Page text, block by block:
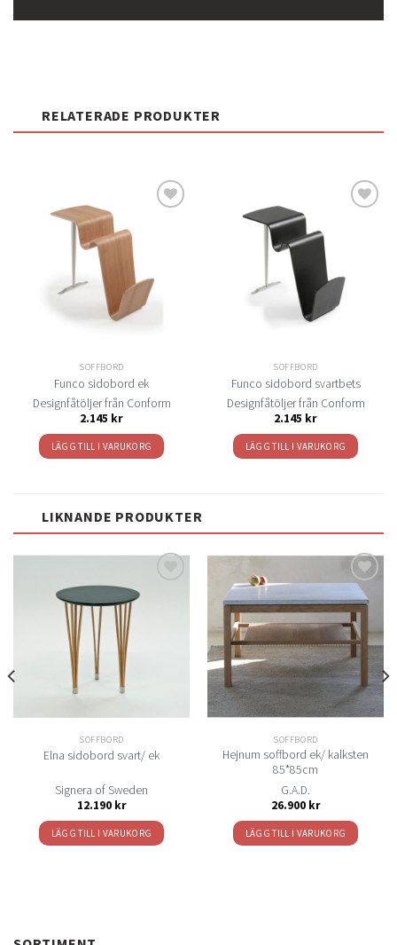
RELATERADE PRODUKTER
önskelistan
SOFFBORD
Funco sidobord ek
Designfåtöljer från Conform
2.145 kr
LÄGG TILL I VARUKORG
SOFFBORD
Funco sidobord svartbets
Designfåtöljer från Conform
2.145 kr
LÄGG TILL I VARUKORG
LIKNANDE PRODUKTER
SOFFBORD
Elna sidobord svart/ ek
Signera of Sweden
12.190 kr
LÄGG TILL I VARUKORG
Lägg
till i
önskelistan
SOFFBORD
Hejnum soffbord ek/ kalksten
85*85cm
G.A.D.
26.900 kr
LÄGG TILL I VARUKORG